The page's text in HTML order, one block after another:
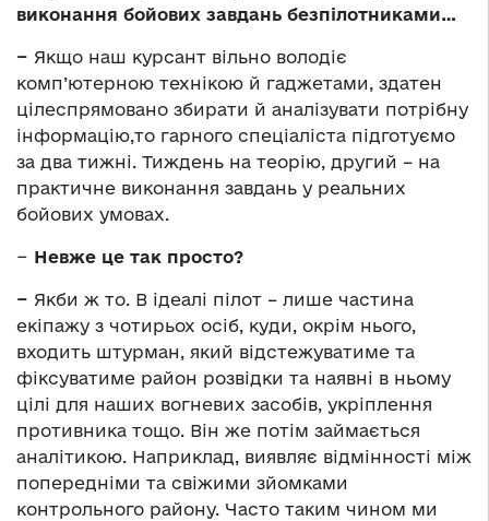
виконання бойових завдань безпілотниками…
− Якщо наш курсант вільно володіє
комп’ютерною технікою й гаджетами, здатен
цілеспрямовано збирати й аналізувати потрібну
інформацію,то гарного спеціаліста підготуємо
за два тижні. Тиждень на теорію, другий – на
практичне виконання завдань у реальних
бойових умовах.
− Невже це так просто?
− Якби ж то. В ідеалі пілот – лише частина
екіпажу з чотирьох осіб, куди, окрім нього,
входить штурман, який відстежуватиме та
фіксуватиме район розвідки та наявні в ньому
цілі для наших вогневих засобів, укріплення
противника тощо. Він же потім займається
аналітикою. Наприклад, виявляє відмінності між
попередніми та свіжими зйомками
контрольного району. Часто таким чином ми